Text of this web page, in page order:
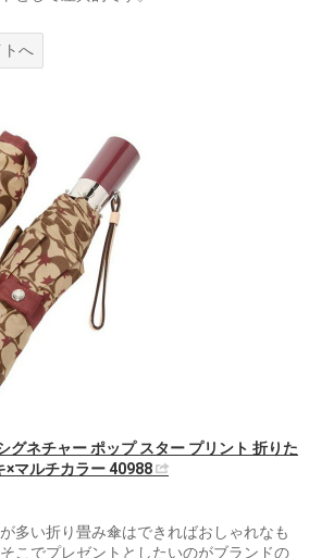
トへ
グネチャー ポップ スター プリント 折りた
×マルチカラー 40988
多い折り畳み傘はできればおしゃれなも
こでプレゼントとしたいのがブランドの